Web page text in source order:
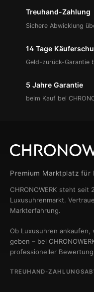
Treuhand-Zahlung
Sichere Abwicklung
14 Tage
Geld-zurück-Garantie
5 Jahre Garantie
beim Kauf bei
Premium Marktplatz für
CHRONOWERK steht
Luxusuhrenmarkt.
Markterfahrung.
Ob Luxusuhren ankaufen,
geben – bei
professioneller
TREUHAND-